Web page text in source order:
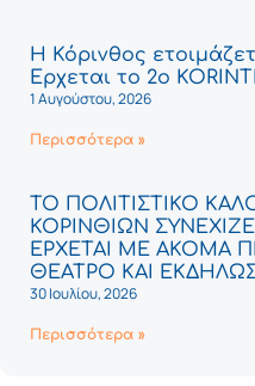
Η Κόρινθος
Έρχεται το 2ο
1 Αυγούστου, 2026
Περισσότερα »
ΤΟ ΠΟΛΙΤΙΣΤΙΚΟ
ΚΟΡΙΝΘΙΩΝ
ΕΡΧΕΤΑΙ ΜΕ ΑΚΟΜΑ
ΘΕΑΤΡΟ ΚΑΙ
30 Ιουλίου, 2026
Περισσότερα »